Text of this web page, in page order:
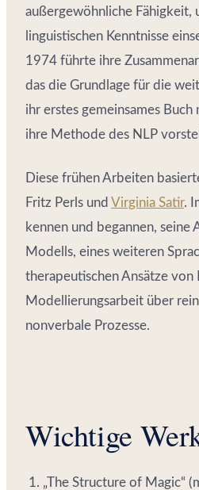
außergewöhnliche Fähigkeit,
linguistischen Kenntnisse
1974 führte ihre
das die Grundlage für die
ihr erstes gemeinsames
ihre Methode des NLP
Diese frühen Arbeiten
Fritz Perls und Virginia Satir.
kennen und begannen,
Modells, eines weiteren
therapeutischen Ansätze
Modellierungsarbeit über
nonverbale Prozesse.
Wichtige
„The Structure of Magic“